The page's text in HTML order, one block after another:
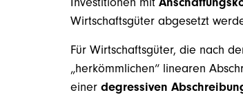
Wirtschaftsgüter abgesetzt
Für Wirtschaftsgüter, die nach
„herkömmlichen“ linearen
einer degressiven